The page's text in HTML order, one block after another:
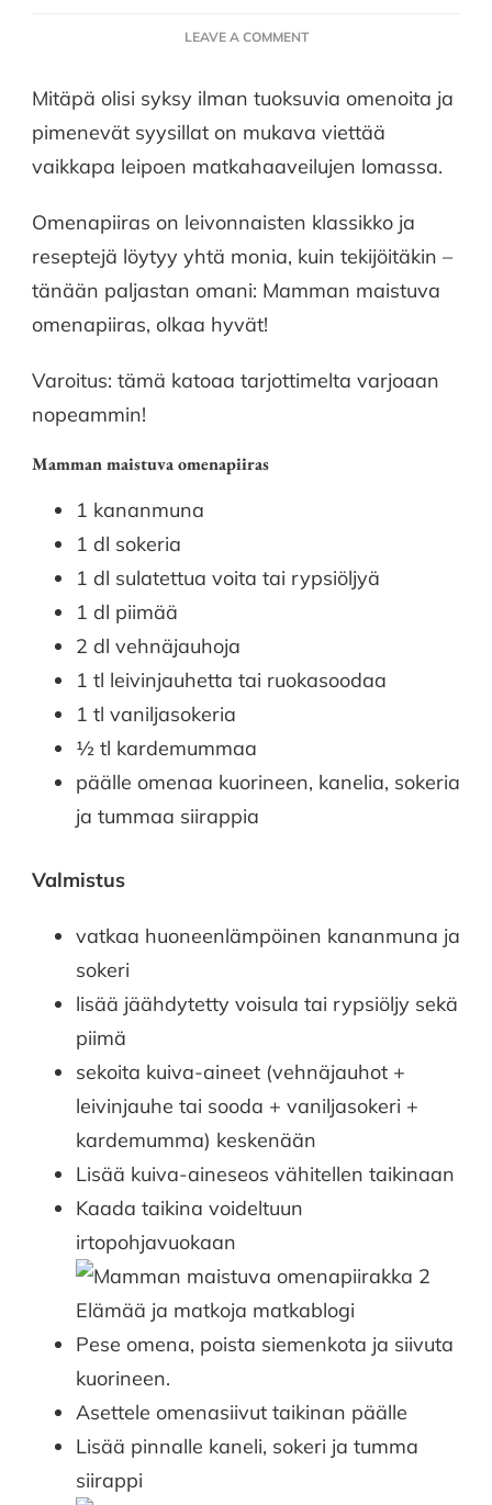
LEAVE A COMMENTON
OMENAPIIRAS
Mitäpä olisi syksy ilman tuoksuvia omenoita ja
pimenevät syysillat on mukava viettää
vaikkapa leipoen matkahaaveilujen lomassa.
Omenapiiras on leivonnaisten klassikko ja
reseptejä löytyy yhtä monia, kuin tekijöitäkin –
tänään paljastan omani: Mamman maistuva
omenapiiras, olkaa hyvät!
Varoitus: tämä katoaa tarjottimelta varjoaan
nopeammin!
Mamman maistuva omenapiiras
1 kananmuna
1 dl sokeria
1 dl sulatettua voita tai rypsiöljyä
1 dl piimää
2 dl vehnäjauhoja
1 tl leivinjauhetta tai ruokasoodaa
1 tl vaniljasokeria
½ tl kardemummaa
päälle omenaa kuorineen, kanelia, sokeria
ja tummaa siirappia
Valmistus
vatkaa huoneenlämpöinen kananmuna ja
sokeri
lisää jäähdytetty voisula tai rypsiöljy sekä
piimä
sekoita kuiva-aineet (vehnäjauhot +
leivinjauhe tai sooda + vaniljasokeri +
kardemumma) keskenään
Lisää kuiva-aineseos vähitellen taikinaan
Kaada taikina voideltuun
irtopohjavuokaan
Pese omena, poista siemenkota ja siivuta
kuorineen.
Asettele omenasiivut taikinan päälle
Lisää pinnalle kaneli, sokeri ja tumma
siirappi